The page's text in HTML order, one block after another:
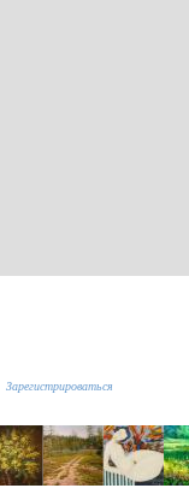
Зарегистрироваться